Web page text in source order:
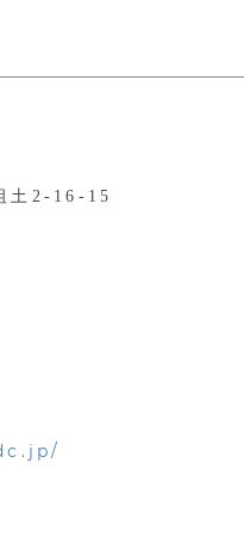
土2-16-15